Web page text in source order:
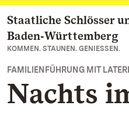
Zum Hauptinhalt
Staatliche Schlösser
Baden‑Württemberg
KOMMEN. STAUNEN. GENIESSEN.
FAMILIENFÜHRUNG MIT
Nachts